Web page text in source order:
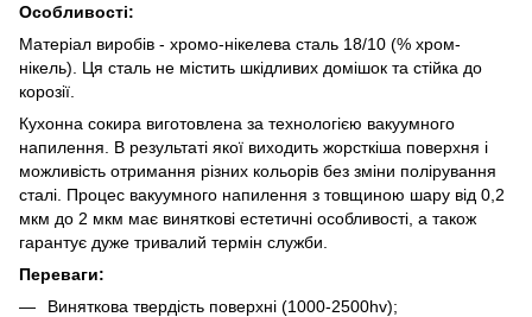
Особливості:
Матеріал виробів - хромо-нікелева сталь 18/10 (% хром-
нікель). Ця сталь не містить шкідливих домішок та стійка до
корозії.
Кухонна сокира виготовлена за технологією вакуумного
напилення. В результаті якої виходить жорсткіша поверхня і
можливість отримання різних кольорів без зміни полірування
сталі. Процес вакуумного напилення з товщиною шару від 0,2
мкм до 2 мкм має виняткові естетичні особливості, а також
гарантує дуже тривалий термін служби.
Переваги:
Виняткова твердість поверхні (1000-2500hv);